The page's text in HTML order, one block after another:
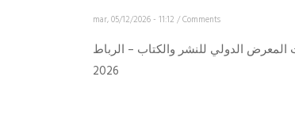
mar, 05/12/2026 - 11:12 /Comments
المعرض الدولي للنشر والكتاب – الرباط
2026